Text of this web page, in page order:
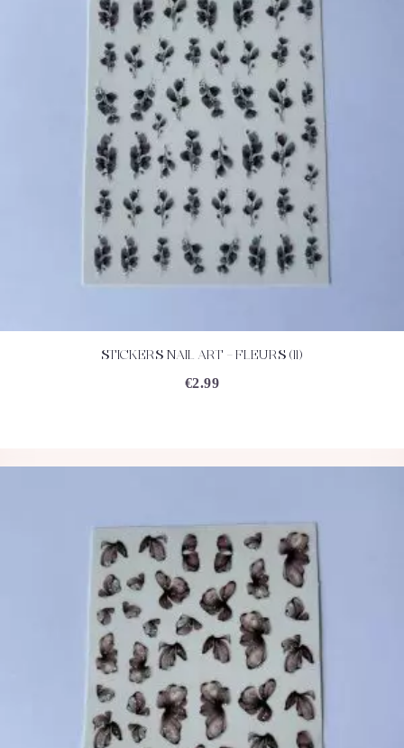
ACHETEZ DÉTAILS
STICKERS NAIL ART – FLEURS (11)
€2.99